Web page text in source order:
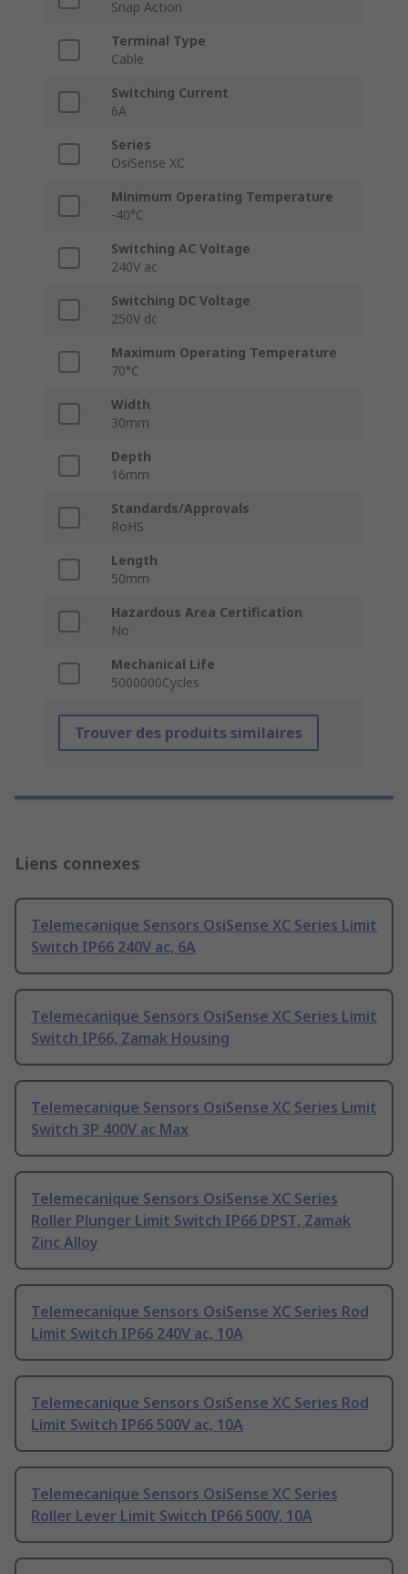
Snap Action
Terminal Type
Cable
Switching Current
6A
Series
OsiSense XC
Minimum Operating Temperature
-40°C
Switching AC Voltage
240V ac
Switching DC Voltage
250V dc
Maximum Operating Temperature
70°C
Width
30mm
Depth
16mm
Standards/Approvals
RoHS
Length
50mm
Hazardous Area Certification
No
Mechanical Life
5000000Cycles
Trouver des produits similaires
Liens connexes
Telemecanique Sensors OsiSense XC Series Limit
Switch IP66 240V ac, 6A
Telemecanique Sensors OsiSense XC Series Limit
Switch IP66, Zamak Housing
Telemecanique Sensors OsiSense XC Series Limit
Switch 3P 400V ac Max
Telemecanique Sensors OsiSense XC Series
Roller Plunger Limit Switch IP66 DPST, Zamak
Zinc Alloy
Telemecanique Sensors OsiSense XC Series Rod
Limit Switch IP66 240V ac, 10A
Telemecanique Sensors OsiSense XC Series Rod
Limit Switch IP66 500V ac, 10A
Telemecanique Sensors OsiSense XC Series
Roller Lever Limit Switch IP66 500V, 10A